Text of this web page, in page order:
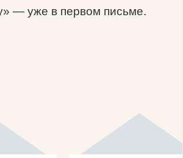
— уже в первом письме.